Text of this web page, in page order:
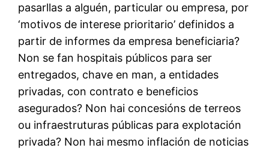
pasarllas a alguén, particular ou empresa, por
‘motivos de interese prioritario’ definidos a
partir de informes da empresa beneficiaria?
Non se fan hospitais públicos para ser
entregados, chave en man, a entidades
privadas, con contrato e beneficios
asegurados? Non hai concesións de terreos
ou infraestruturas públicas para explotación
privada? Non hai mesmo inflación de noticias